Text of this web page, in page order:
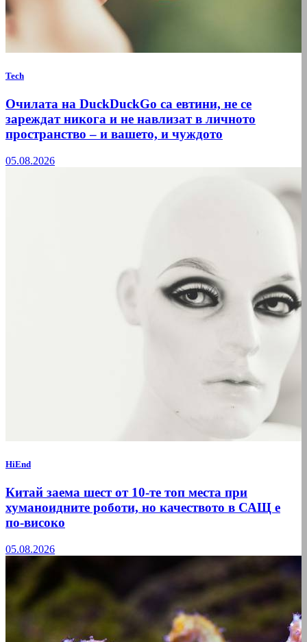
Tech
Очилата на DuckDuckGo са евтини, не се
зареждат никога и не навлизат в личното
пространство – и вашето, и чуждото
05.08.2026
HiEnd
Китай заема шест от 10-те топ места при
хуманоидните роботи, но качеството в САЩ е
по-високо
05.08.2026